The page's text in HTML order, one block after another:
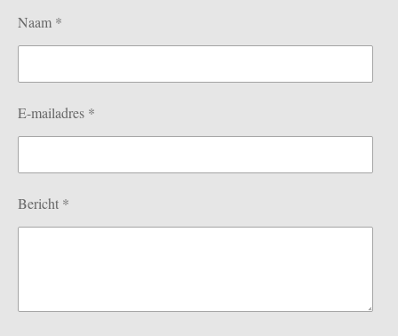
p
Naam *
E-mailadres *
Bericht *